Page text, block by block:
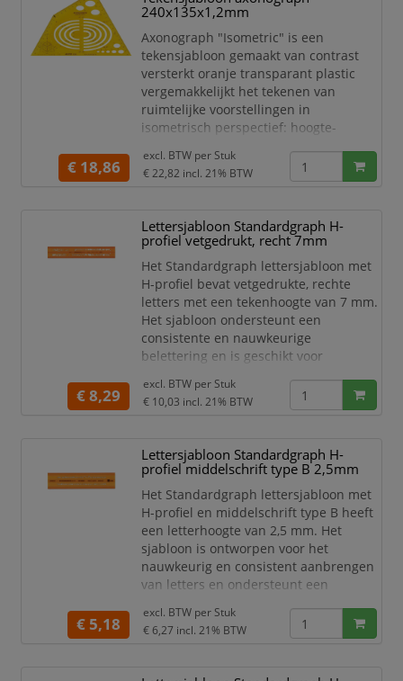
Wordt gebruikt bij het gummen
om alleen ongewenste zones te
verwijderen en de resterende
zones te bed
240x135x1,2mm
Axonograph "Isometric" is een
tekensjabloon gemaakt van contrast
versterkt oranje transparant plastic
vergemakkelijkt het tekenen van
ruimtelijke voorstellingen in
isometrisch perspectief: hoogte-
105 mm, hoeken: 30, 60, 90. Naast de
hoeken en schalen heeft het sjabloon
uitsparingen en verscheidene halve
ellipsvormige uitsparingen.
Axonografen voldoen aan de DIN 5-
voorschriften en
€ 18,86
excl. BTW per Stuk
€ 22,82 incl. 21% BTW
Lettersjabloon Standardgraph H-
profiel vetgedrukt, recht 7mm
Het Standardgraph lettersjabloon met
H-profiel bevat vetgedrukte, rechte
letters met een tekenhoogte van 7 mm.
Het sjabloon ondersteunt een
consistente en nauwkeurige
belettering en is geschikt voor
andere toepassingen waarbij uniforme
letters gewenst zijn.
H-profiel
Vetgedrukt
Recht
7 mm
Merk Standardgraph
Voor belettering
Uniforme letters
Nauwkeurige belettering
Voor markeringen
Sj
€ 8,29
excl. BTW per Stuk
€ 10,03 incl. 21% BTW
Lettersjabloon Standardgraph H-
profiel middelschrift type B 2,5mm
Het Standardgraph lettersjabloon met
H-profiel en middelschrift type B heeft
een letterhoogte van 2,5 mm. Het
sjabloon is ontworpen voor het
nauwkeurig en consistent aanbrengen
van letters en ondersteunt een
tekenwerk, markeringen en andere
toepassingen waarbij een verzorgde
deel uit van het Standardgraph
€ 5,18
excl. BTW per Stuk
€ 6,27 incl. 21% BTW